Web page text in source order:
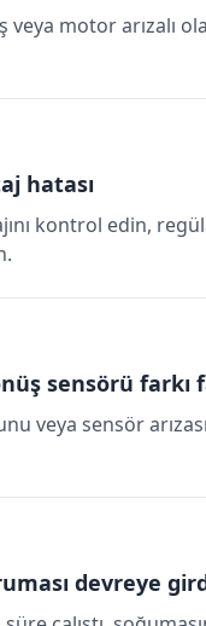
veya motor arızalı
hatası
kontrol edin,
sensörü farkı
veya sensör
devreye